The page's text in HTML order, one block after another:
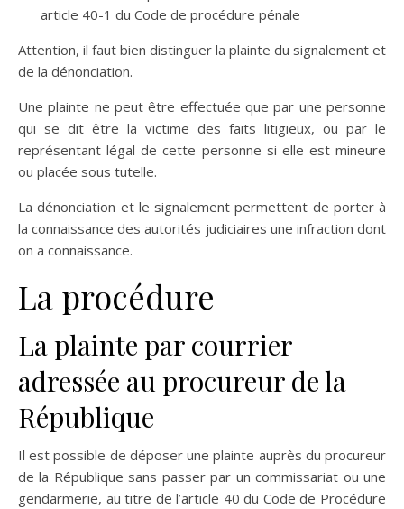
article 40-1 du Code de procédure pénale
Attention, il faut bien distinguer la plainte du signalement et
de la dénonciation.
Une plainte ne peut être effectuée que par une personne
qui se dit être la victime des faits litigieux, ou par le
représentant légal de cette personne si elle est mineure
ou placée sous tutelle.
La dénonciation et le signalement permettent de porter à
la connaissance des autorités judiciaires une infraction dont
on a connaissance.
La procédure
La plainte par courrier
adressée au procureur de la
République
Il est possible de déposer une plainte auprès du procureur
de la République sans passer par un commissariat ou une
gendarmerie, au titre de l’article 40 du Code de Procédure